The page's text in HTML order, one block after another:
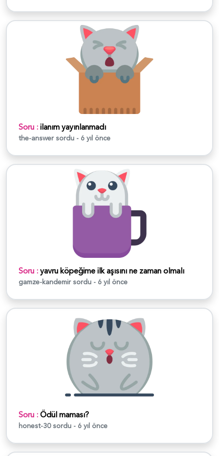
Soru :ilanım yayınlanmadı
the-answersordu - 6 yıl önce
Soru :yavru köpeğime ilk aşısını ne zaman olmalı
gamze-kandemirsordu - 6 yıl önce
Soru :Ödül maması?
honest-30sordu - 6 yıl önce